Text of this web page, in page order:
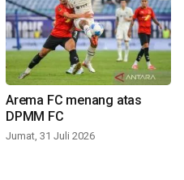
Arema FC menang atas
DPMM FC
Jumat, 31 Juli 2026